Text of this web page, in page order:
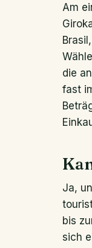
Am
die
fast
Ja,
bis
sich